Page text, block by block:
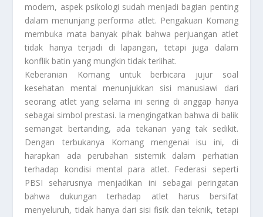
modern, aspek psikologi sudah menjadi bagian penting
dalam menunjang performa atlet. Pengakuan Komang
membuka mata banyak pihak bahwa perjuangan atlet
tidak hanya terjadi di lapangan, tetapi juga dalam
konflik batin yang mungkin tidak terlihat.
Keberanian Komang untuk berbicara jujur soal
kesehatan mental menunjukkan sisi manusiawi dari
seorang atlet yang selama ini sering di anggap hanya
sebagai simbol prestasi. Ia mengingatkan bahwa di balik
semangat bertanding, ada tekanan yang tak sedikit.
Dengan terbukanya Komang mengenai isu ini, di
harapkan ada perubahan sistemik dalam perhatian
terhadap kondisi mental para atlet. Federasi seperti
PBSI seharusnya menjadikan ini sebagai peringatan
bahwa dukungan terhadap atlet harus bersifat
menyeluruh, tidak hanya dari sisi fisik dan teknik, tetapi